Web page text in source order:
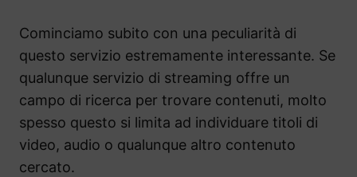
Cominciamo subito con una peculiarità di
questo servizio estremamente interessante. Se
qualunque servizio di streaming offre un
campo di ricerca per trovare contenuti, molto
spesso questo si limita ad individuare titoli di
video, audio o qualunque altro contenuto
cercato.